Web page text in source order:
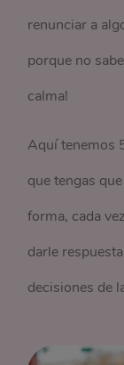
renunciar a
porque no
calma!
Aquí tenemos
que tengas
forma, cada
darle
decisiones de